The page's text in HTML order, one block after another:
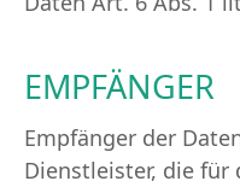
EMPFÄNGER
Empfänger der
Dienstleister, die für